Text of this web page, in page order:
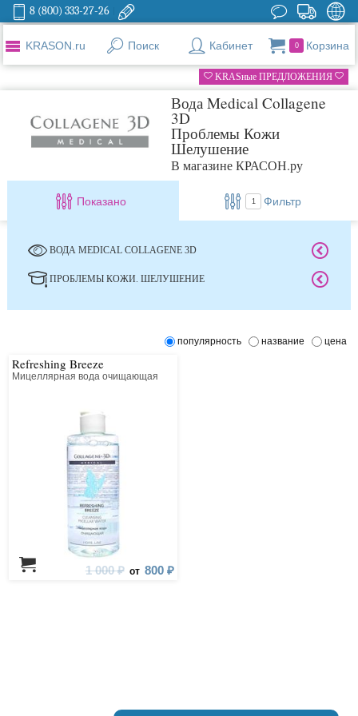
8 (800) 333-27-26
KRASON.ru Поиск Кабинет 0 Корзина
KRASные ПРЕДЛОЖЕНИЯ
Вода Medical Collagene
3D
Проблемы Кожи
Шелушение
В магазине КРАСОН.ру
Показано 1 Фильтр
ВОДА MEDICAL COLLAGENE 3D
ПРОБЛЕМЫ КОЖИ. ШЕЛУШЕНИЕ
популярность название цена
Refreshing Breeze
Мицеллярная вода очищающая
1 000 ₽ от 800 ₽